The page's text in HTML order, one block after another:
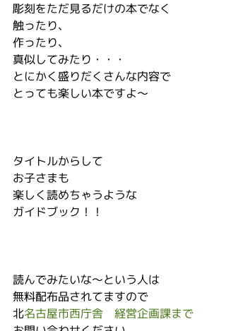
彫刻をただ見るだけの本でなく
触ったり、
作ったり、
真似してみたり・・・
とにかく盛りだくさんな内容で
とっても楽しい本ですよ～
タイトルからして
お子さまも
楽しく読めちゃうような
ガイドブック！！
読んでみたいな～という人は
無料配布品されてますので
北名古屋市西庁舎　経営企画課まで